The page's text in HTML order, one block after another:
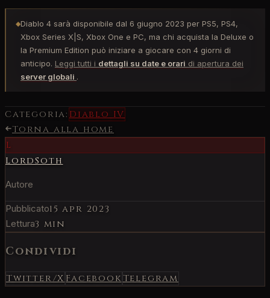
◆Diablo 4 sarà disponibile dal 6 giugno 2023 per PS5, PS4,
Xbox Series X|S, Xbox One e PC, ma chi acquista la Deluxe o
la Premium Edition può iniziare a giocare con 4 giorni di
anticipo. Leggi tutti i dettagli su date e orari di apertura dei
server globali .
Categoria: Diablo IV
Torna alla home
L
LordSoth
Autore
Pubblicato15 apr 2023
Lettura3 min
Condividi
Twitter/X Facebook Telegram